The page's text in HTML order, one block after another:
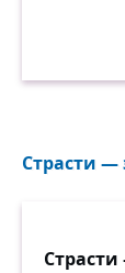
Страсти —